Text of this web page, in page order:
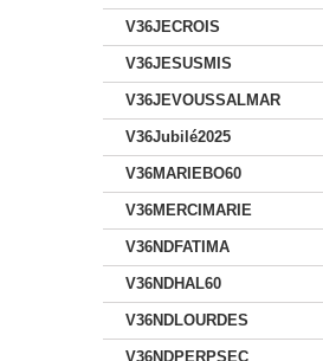
V36JECROIS
V36JESUSMIS
V36JEVOUSSALMAR
V36Jubilé2025
V36MARIEBO60
V36MERCIMARIE
V36NDFATIMA
V36NDHAL60
V36NDLOURDES
V36NDPERPSEC